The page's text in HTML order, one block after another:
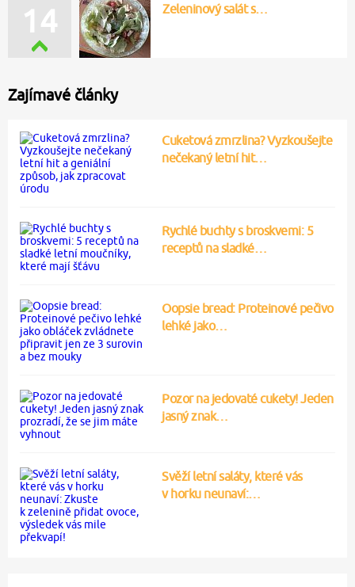
14 Zeleninový salát s…
Zajímavé články
Cuketová zmrzlina? Vyzkoušejte
nečekaný letní hit…
Rychlé buchty s broskvemi: 5
receptů na sladké…
Oopsie bread: Proteinové pečivo
lehké jako…
Pozor na jedovaté cukety! Jeden
jasný znak…
Svěží letní saláty, které vás
v horku neunaví:…